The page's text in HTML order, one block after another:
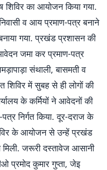
शिविर का आयोजन किया गया.
व आय प्रमाण-पत्र बनाने
गया. प्रखंड प्रशासन की
जमा कर प्रमाण-पत्र
संथाली, बासमती व
शिविर में सुबह से ही लोगों की
के कर्मियों ने आवेदनों की
निर्गत किया. दूर-दराज के
के आयोजन से उन्हें प्रखंड
जरूरी दस्तावेज आसानी
प्रमोद कुमार गुप्ता, जेइ